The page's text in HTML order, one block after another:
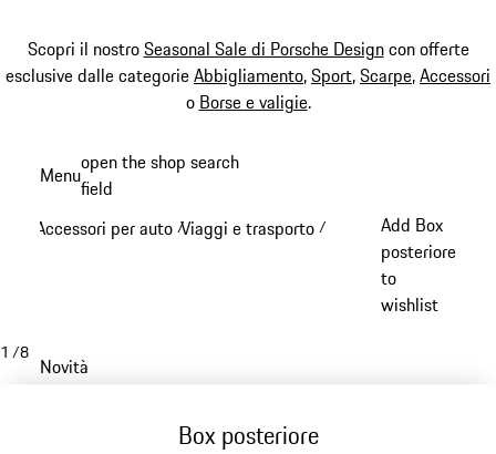
Scopri il nostroSeasonal Sale di Porsche Designcon offerte
esclusive dalle categorieAbbigliamento,Sport,Scarpe,Accessori
o Borse e valigie.
principale
Menuopen the shop search
field
Accessori per auto /Viaggi e trasporto /
Add Box
posteriore
to
wishlist
1 /8
Novità
Box posteriore